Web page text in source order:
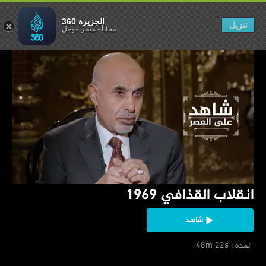
‏انقلاب القذافي 1969
شاهد
‏ المدة : 48m 22s
القذافي 1969
الجزيرة 360
مجاناً-متجر جوجل تنزيل